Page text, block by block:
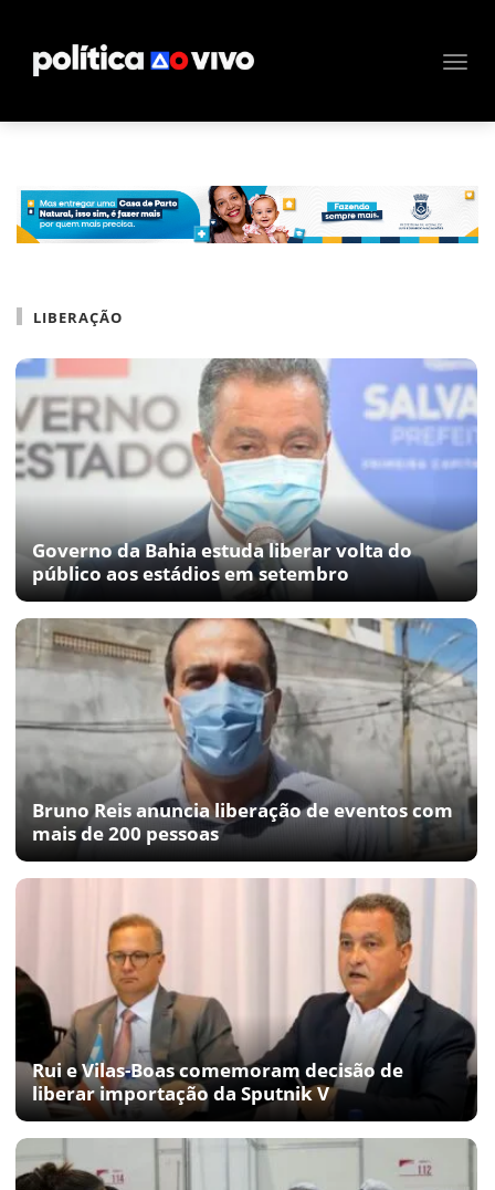
LIBERAÇÃO
Governo da Bahia estuda liberar volta do
público aos estádios em setembro
Bruno Reis anuncia liberação de eventos com
mais de 200 pessoas
Rui e Vilas-Boas comemoram decisão de
liberar importação da Sputnik V